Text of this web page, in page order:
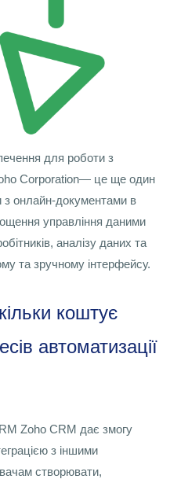
для роботи з
Corporation— це ще один
з онлайн-документами в
управління даними
аналізу даних та
та зручному інтерфейсу.
коштує
автоматизації
Zoho CRM дає змогу
з іншими
створювати,